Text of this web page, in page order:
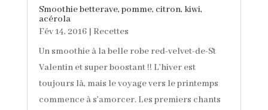
Smoothie betterave, pomme, citron, kiwi,
acérola
Fév 14, 2016| Recettes
Un smoothie à la belle robe red-velvet-de-St
Valentin et super boostant !! L'hiver est
toujours là, mais le voyage vers le printemps
commence à s'amorcer. Les premiers chants